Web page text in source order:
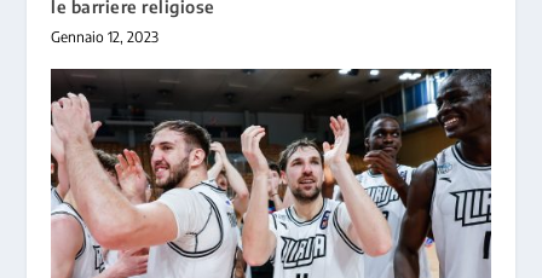
le barriere religiose
Gennaio 12, 2023